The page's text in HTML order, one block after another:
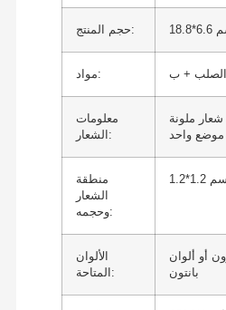
حجم المنتج: سم
مواد: + ب
معلومات
الشعار:
ملونة
واحد
منطقة
الشعار
وحجمه:
1.2*1.2 سم
الألوان
المتاحة:
أو ألوان
بانتون